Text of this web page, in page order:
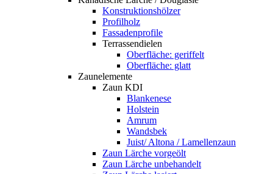
Konstruktionshölzer
Profilholz
Fassadenprofile
Terrassendielen
Oberfläche: geriffelt
Oberfläche: glatt
Zaunelemente
Zaun KDI
Blankenese
Holstein
Amrum
Wandsbek
Juist/ Altona / Lamellenzaun
Zaun Lärche vorgeölt
Zaun Lärche unbehandelt